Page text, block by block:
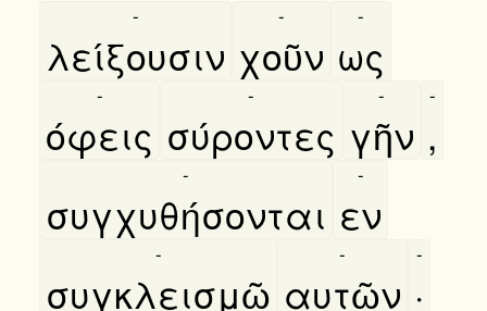
λείξουσιν
-
χοῦν
-
ως
-
όφεις
-
σύροντες
-
γῆν
-
,
-
συγχυθήσονται
-
εν
-
συγκλεισμῶ
-
αυτῶν
-
·
-